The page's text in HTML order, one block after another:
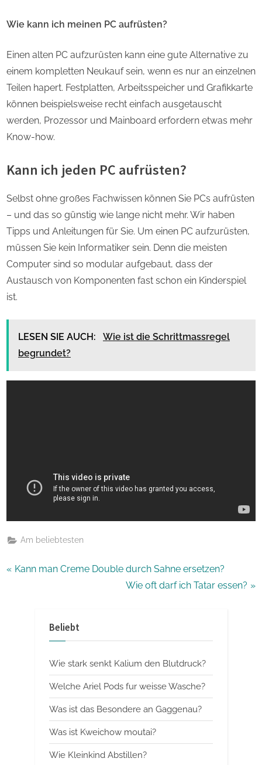
Wie kann ich meinen PC aufrüsten?
Einen alten PC aufzurüsten kann eine gute Alternative zu
einem kompletten Neukauf sein, wenn es nur an einzelnen
Teilen hapert. Festplatten, Arbeitsspeicher und Grafikkarte
können beispielsweise recht einfach ausgetauscht
werden, Prozessor und Mainboard erfordern etwas mehr
Know-how.
Kann ich jeden PC aufrüsten?
Selbst ohne großes Fachwissen können Sie PCs aufrüsten
– und das so günstig wie lange nicht mehr. Wir haben
Tipps und Anleitungen für Sie. Um einen PC aufzurüsten,
müssen Sie kein Informatiker sein. Denn die meisten
Computer sind so modular aufgebaut, dass der
Austausch von Komponenten fast schon ein Kinderspiel
ist.
LESEN SIE AUCH:
Wie ist die Schrittmassregel
begrundet?
Am beliebtesten
Beitragsnavigation
P
Kann man Creme Double durch Sahne ersetzen?
N
o
s
t
Wie oft darf ich Tatar essen?
Beliebt
Wie stark senkt Kalium den Blutdruck?
Welche Ariel Pods fur weisse Wasche?
Was ist das Besondere an Gaggenau?
Was ist Kweichow moutai?
Wie Kleinkind Abstillen?